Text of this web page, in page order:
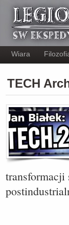
Wiara
TECH
transformacji